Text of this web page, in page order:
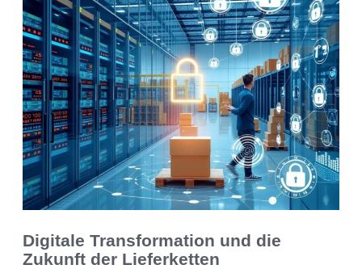
Digitale Transformation und die
Zukunft der Lieferketten